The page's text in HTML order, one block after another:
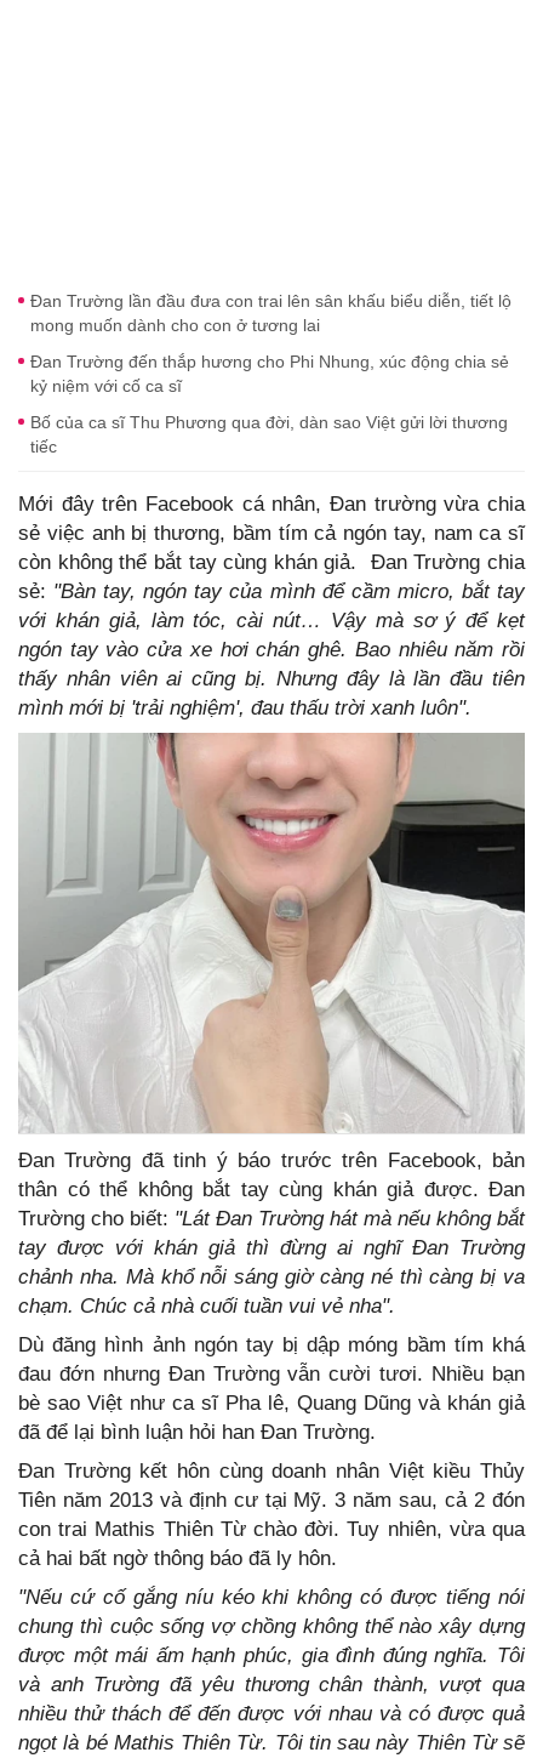
Đan Trường lần đầu đưa con trai lên sân khấu biểu diễn, tiết lộ
mong muốn dành cho con ở tương lai
Đan Trường đến thắp hương cho Phi Nhung, xúc động chia sẻ
kỷ niệm với cố ca sĩ
Bố của ca sĩ Thu Phương qua đời, dàn sao Việt gửi lời thương
tiếc
Mới đây trên Facebook cá nhân, Đan trường vừa chia
sẻ việc anh bị thương, bầm tím cả ngón tay, nam ca sĩ
còn không thể bắt tay cùng khán giả. Đan Trường chia
sẻ: "Bàn tay, ngón tay của mình để cầm micro, bắt tay
với khán giả, làm tóc, cài nút… Vậy mà sơ ý để kẹt
ngón tay vào cửa xe hơi chán ghê. Bao nhiêu năm rồi
thấy nhân viên ai cũng bị. Nhưng đây là lần đầu tiên
mình mới bị 'trải nghiệm', đau thấu trời xanh luôn".
Đan Trường đã tinh ý báo trước trên Facebook, bản
thân có thể không bắt tay cùng khán giả được. Đan
Trường cho biết: "Lát Đan Trường hát mà nếu không bắt
tay được với khán giả thì đừng ai nghĩ Đan Trường
chảnh nha. Mà khổ nỗi sáng giờ càng né thì càng bị va
chạm. Chúc cả nhà cuối tuần vui vẻ nha".
Dù đăng hình ảnh ngón tay bị dập móng bầm tím khá
đau đớn nhưng Đan Trường vẫn cười tươi. Nhiều bạn
bè sao Việt như ca sĩ Pha lê, Quang Dũng và khán giả
đã để lại bình luận hỏi han Đan Trường.
Đan Trường kết hôn cùng doanh nhân Việt kiều Thủy
Tiên năm 2013 và định cư tại Mỹ. 3 năm sau, cả 2 đón
con trai Mathis Thiên Từ chào đời. Tuy nhiên, vừa qua
cả hai bất ngờ thông báo đã ly hôn.
"Nếu cứ cố gắng níu kéo khi không có được tiếng nói
chung thì cuộc sống vợ chồng không thể nào xây dựng
được một mái ấm hạnh phúc, gia đình đúng nghĩa. Tôi
và anh Trường đã yêu thương chân thành, vượt qua
nhiều thử thách để đến được với nhau và có được quả
ngọt là bé Mathis Thiên Từ. Tôi tin sau này Thiên Từ sẽ